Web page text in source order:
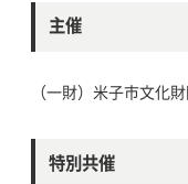
主催
（一財）米子市文化
特別共催